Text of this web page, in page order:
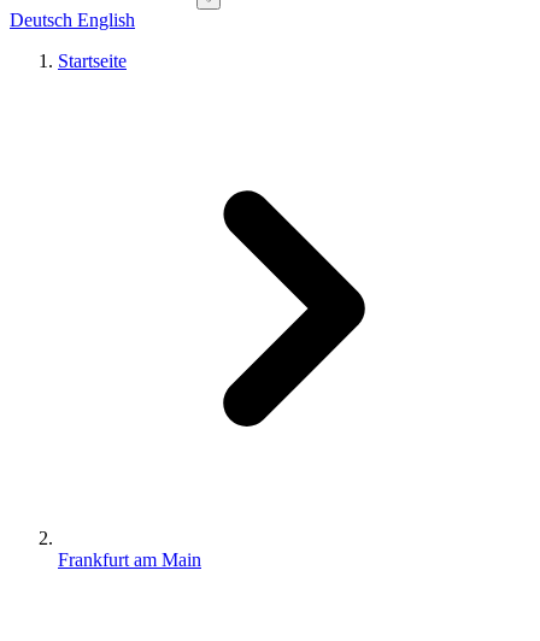
Deutsch English
Startseite
Frankfurt am Main